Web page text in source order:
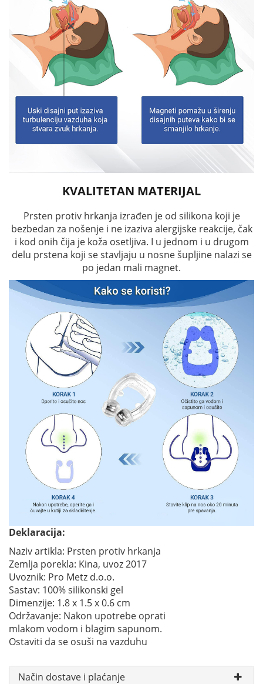
KVALITETAN MATERIJAL
Prsten protiv hrkanja izrađen je od silikona koji je
bezbedan za nošenje i ne izaziva alergijske reakcije, čak
i kod onih čija je koža osetljiva. I u jednom i u drugom
delu prstena koji se stavljaju u nosne šupljine nalazi se
po jedan mali magnet.
Deklaracija:
Naziv artikla: Prsten protiv hrkanja
Zemlja porekla: Kina, uvoz 2017
Uvoznik: Pro Metz d.o.o.
Sastav: 100% silikonski gel
Dimenzije: 1.8 x 1.5 x 0.6 cm
Održavanje: Nakon upotrebe oprati
mlakom vodom i blagim sapunom.
Ostaviti da se osuši na vazduhu
Način dostave i plaćanje